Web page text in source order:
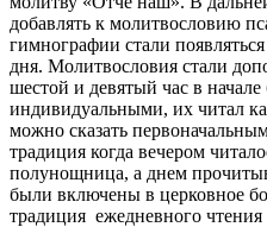
добавлять к молитвословию
гимнографии стали
дня. Молитвословия стали
шестой и девятый час в
индивидуальными, их читал
можно сказать
традиция когда вечером
полунощница, а днем
были включены в церковное
традиция ежедневного